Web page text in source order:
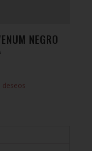
NEGRO
deseos